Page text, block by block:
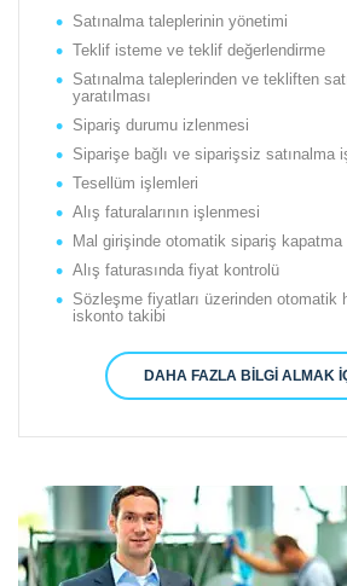
Satınalma taleplerinin yönetimi
Teklif isteme ve teklif değerlendirme
Satınalma taleplerinden ve tekliften
yaratılması
Sipariş durumu izlenmesi
Siparişe bağlı ve siparişsiz satınalma
Tesellüm işlemleri
Alış faturalarının işlenmesi
Mal girişinde otomatik sipariş kapatma
Alış faturasında fiyat kontrolü
Sözleşme fiyatları üzerinden otomatik
iskonto takibi
DAHA FAZLA BILGI ALMAK